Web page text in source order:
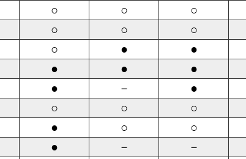
○ ○ ○
○ ○ ○
○ ● ●
● ● ●
● － ●
○ ○ ○
● ○ ○
● － －